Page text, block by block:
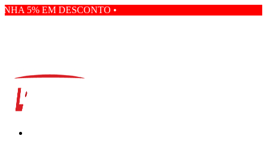
5% EM DESCONTO • PAGANDO COM PIX VOCÊ